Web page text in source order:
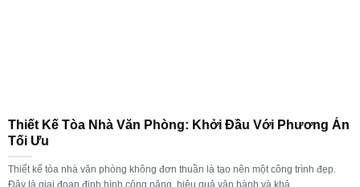
Thiết Kế Tòa Nhà Văn Phòng: Khởi Đầu Với Phương Án
Tối Ưu
Thiết kế tòa nhà văn phòng không đơn thuần là tạo nên một công trình đẹp.
Đây là giai đoạn định hình công năng, hiệu quả vận hành và khả...